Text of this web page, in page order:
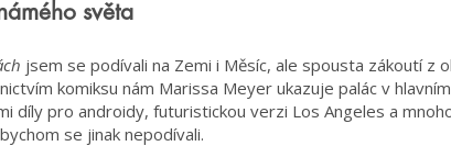
světa
jsem se podívali na Zemi i Měsíc, ale spousta zákoutí z
komiksu nám Marissa Meyer ukazuje palác v
díly pro androidy, futuristickou verzi Los Angeles a
se jinak nepodívali.